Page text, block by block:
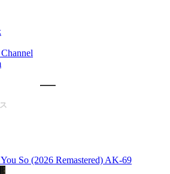
So (2026 Remastered) AK-69